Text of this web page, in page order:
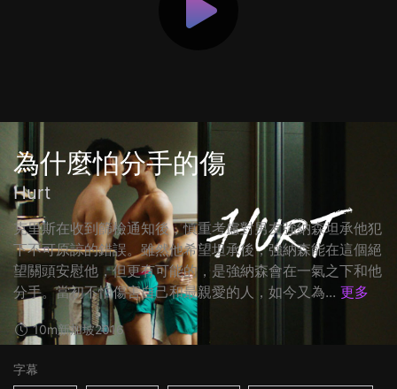
為什麼怕分手的傷
Hurt
克里斯在收到篩檢通知後，慎重考慮對男友強納森坦承他犯
下不可原諒的錯誤。雖然他希望坦承後，強納森能在這個絕
望關頭安慰他，但更有可能的，是強納森會在一氣之下和他
分手。當初不怕傷害自己和最親愛的人，如今又為... 更多
10m新加坡2016
字幕